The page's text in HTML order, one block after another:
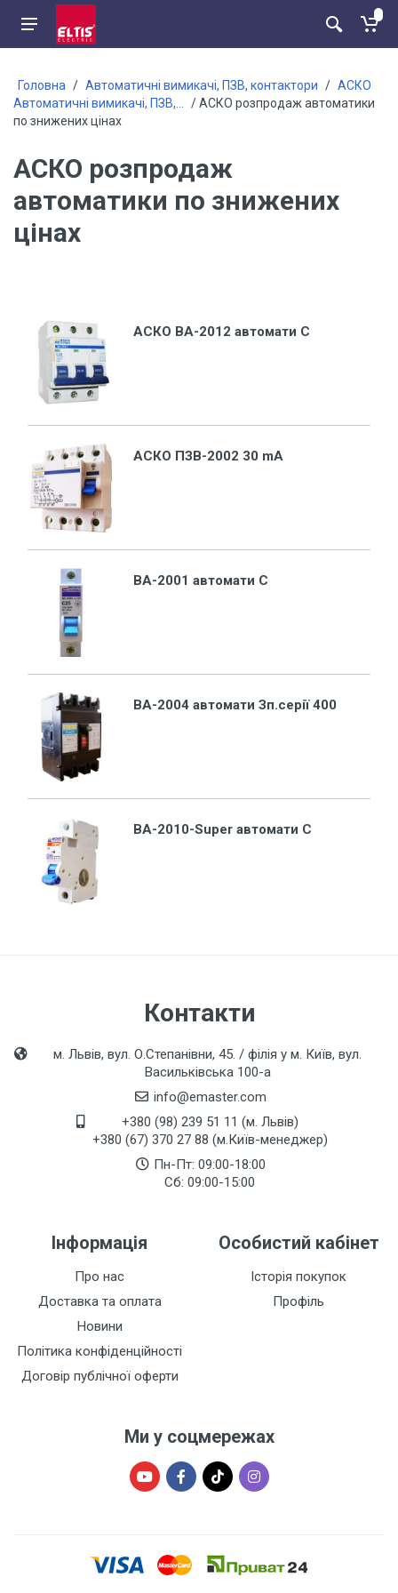
Головна / Автоматичні вимикачі, ПЗВ, контактори / АСКО
Автоматичні вимикачі, ПЗВ,...
/ АСКО розпродаж автоматики
по знижених цінах
АСКО розпродаж
автоматики по знижених
цінах
АСКО ВА-2012 автомати C
АСКО ПЗВ-2002 30 mA
ВА-2001 автомати C
ВА-2004 автомати Зп.серії 400
ВА-2010-Super автомати C
Контакти
м. Львів, вул. О.Степанівни, 45. / філія у м. Київ, вул.
Васильківська 100-а
info@emaster.com
+380 (98) 239 51 11 (м. Львів)
+380 (67) 370 27 88 (м.Київ-менеджер)
Пн-Пт: 09:00-18:00
Сб: 09:00-15:00
Інформація
Про нас
Доставка та оплата
Новини
Політика конфіденційності
Договір публічної оферти
Особистий кабінет
Історія покупок
Профіль
Ми у соцмережах